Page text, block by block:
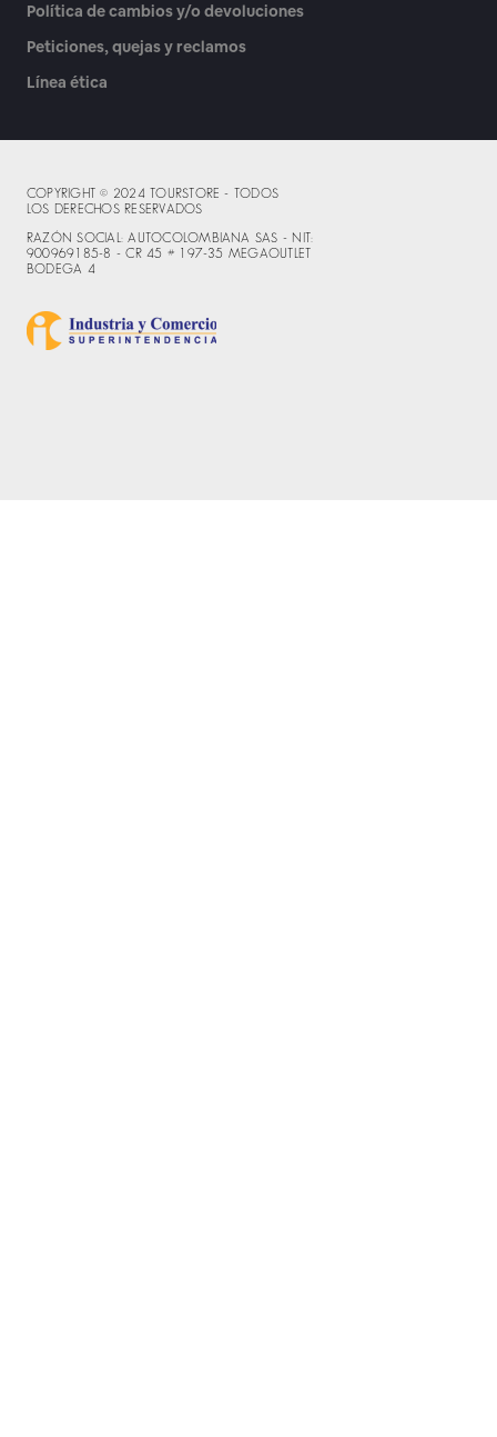
Política de cambios y/o devoluciones
Peticiones, quejas y reclamos
Línea ética
COPYRIGHT © 2024 TOURSTORE - TODOS
LOS DERECHOS RESERVADOS
RAZÓN SOCIAL: AUTOCOLOMBIANA SAS - NIT:
900969185-8 - CR 45 # 197-35 MEGAOUTLET
BODEGA 4